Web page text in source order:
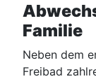
Familie
Neben dem
Freibad